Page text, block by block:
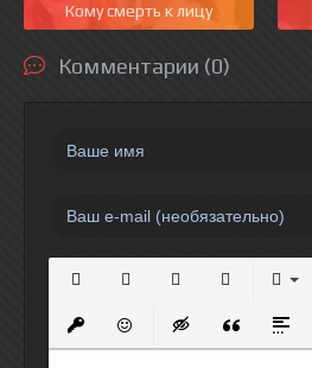
Кому смерть к лицу
Комментарии (0)
Вставить защищенную
Вставить смайлик
ВставкаВставка